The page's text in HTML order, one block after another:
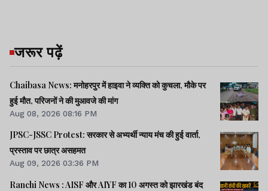
जरूर पढ़ें
Chaibasa News: मनोहरपुर में हाइवा ने व्यक्ति को कुचला, मौके पर
हुई मौत, परिजनों ने की मुआवजे की मांग
Aug 08, 2026 08:16 PM
JPSC-JSSC Protest: सरकार से अभ्यर्थी न्याय मंच की हुई वार्ता,
प्रस्ताव पर छात्र असहमत
Aug 09, 2026 03:36 PM
Ranchi News : AISF और AIYF का 10 अगस्त को झारखंड बंद